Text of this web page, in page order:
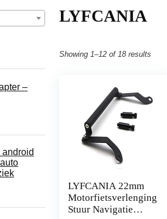
–
‎LYFCANIA
Showing 1–12 of 18 results
LYFCANIA 22mm
Motorfietsverlenging
Stuur Navigatie